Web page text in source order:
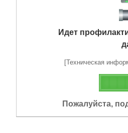
Идет
[Техническая
Пожалуйста,